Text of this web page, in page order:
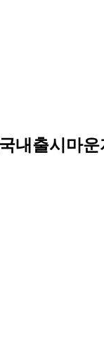
내출시마